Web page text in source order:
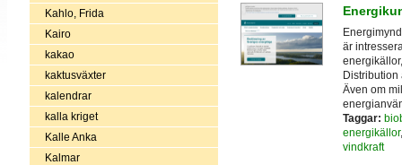
Kahlo, Frida
Kairo
kakao
kaktusväxter
kalendrar
kalla kriget
Kalle Anka
Kalmar
är
Även om
Taggar:
energikällor
vindkraft